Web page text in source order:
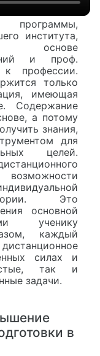
института,
основе
и проф.
к профессии.
только
имеющая
Содержание
а потому
знания,
для
целей.
Это
основной
ученику
каждый
силах и
так и
задачи.
в